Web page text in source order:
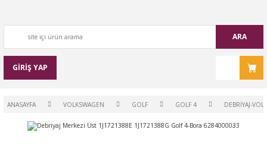
ARA
GİRİŞ YAP
ANASAYFA VOLKSWAGEN GOLF GOLF 4 DEBRİYAJ-